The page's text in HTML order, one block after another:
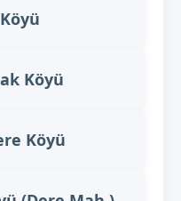
Köyü
Köyü